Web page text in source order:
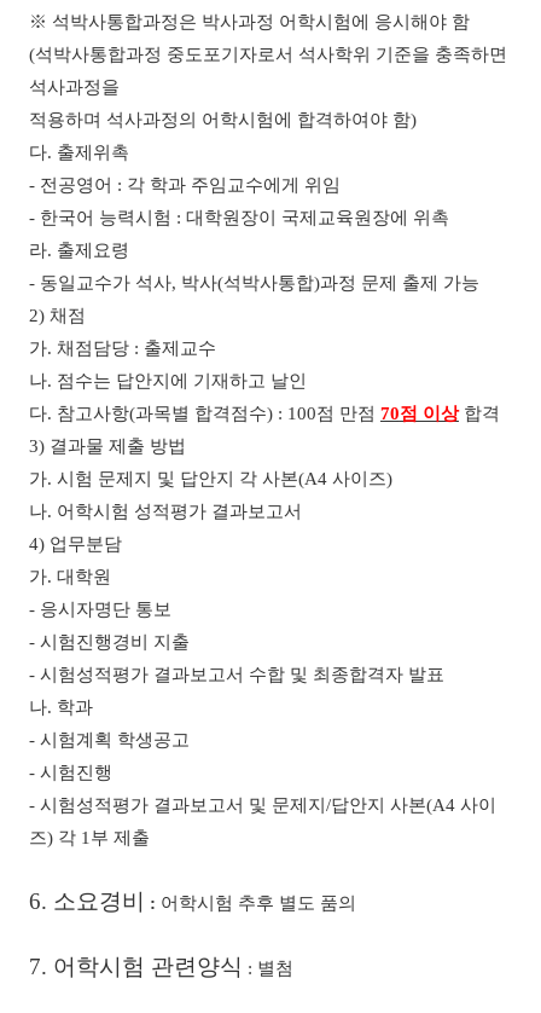
※ 석박사통합과정은 박사과정 어학시험에 응시해야 함
(석박사통합과정 중도포기자로서 석사학위 기준을 충족하면
석사과정을
적용하며 석사과정의 어학시험에 합격하여야 함)
다. 출제위촉
- 전공영어 : 각 학과 주임교수에게 위임
- 한국어 능력시험 : 대학원장이 국제교육원장에 위촉
라. 출제요령
- 동일교수가 석사, 박사(석박사통합)과정 문제 출제 가능
2) 채점
가. 채점담당 : 출제교수
나. 점수는 답안지에 기재하고 날인
다. 참고사항(과목별 합격점수) : 100점 만점 70점 이상 합격
3) 결과물 제출 방법
가. 시험 문제지 및 답안지 각 사본(A4 사이즈)
나. 어학시험 성적평가 결과보고서
4) 업무분담
가. 대학원
- 응시자명단 통보
- 시험진행경비 지출
- 시험성적평가 결과보고서 수합 및 최종합격자 발표
나. 학과
- 시험계획 학생공고
- 시험진행
- 시험성적평가 결과보고서 및 문제지 /답안지 사본(A4 사이
즈) 각 1 부 제출
6. 소요경비 : 어학시험 추후 별도 품의
7. 어학시험 관련양식 : 별첨